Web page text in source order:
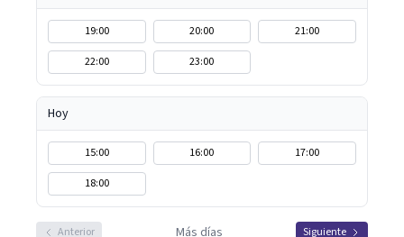
19:00 20:00
21:00
22:00
23:00
Hoy
15:00 16:00
17:00
18:00
Anterior Más días Siguiente